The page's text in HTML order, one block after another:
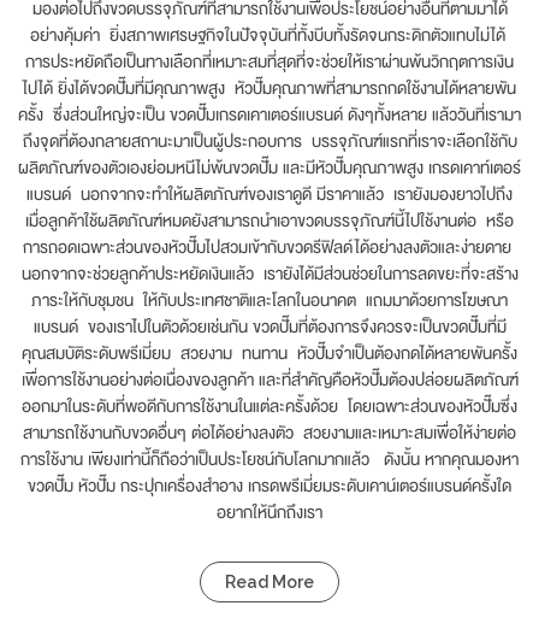
มองต่อไปถึงขวดบรรจุภัณฑ์ที่สามารถใช้งานเพื่อประโยชน์อย่างอื่นที่ตามมาได้
อย่างคุ้มค่า ยิ่งสภาพเศรษฐกิจในปัจจุบันที่ทั้งบีบทั้งรัดจนกระดิกตัวแทบไม่ได้
การประหยัดถือเป็นทางเลือกที่เหมาะสมที่สุดที่จะช่วยให้เราผ่านพ้นวิกฤตการเงิน
ไปได้ ยิ่งได้ขวดปั๊มที่มีคุณภาพสูง หัวปั๊มคุณภาพที่สามารถกดใช้งานได้หลายพัน
ครั้ง ซึ่งส่วนใหญ่จะเป็น ขวดปั๊มเกรดเคาเตอร์แบรนด์ ดังๆทั้งหลาย แล้ววันที่เรามา
ถึงจุดที่ต้องกลายสถานะมาเป็นผู้ประกอบการ บรรจุภัณฑ์แรกที่เราจะเลือกใช้กับ
ผลิตภัณฑ์ของตัวเองย่อมหนีไม่พ้นขวดปั๊ม และมีหัวปั๊มคุณภาพสูง เกรดเคาท์เตอร์
แบรนด์ นอกจากจะทำให้ผลิตภัณฑ์ของเราดูดี มีราคาแล้ว เรายังมองยาวไปถึง
เมื่อลูกค้าใช้ผลิตภัณฑ์หมดยังสามารถนำเอาขวดบรรจุภัณฑ์นี้ไปใช้งานต่อ หรือ
การถอดเฉพาะส่วนของหัวปั๊มไปสวมเข้ากับขวดรีฟิลด์ได้อย่างลงตัวและง่ายดาย
นอกจากจะช่วยลูกค้าประหยัดเงินแล้ว เรายังได้มีส่วนช่วยในการลดขยะที่จะสร้าง
ภาระให้กับชุมชน ให้กับประเทศชาติและโลกในอนาคต แถมมาด้วยการโฆษณา
แบรนด์ ของเราไปในตัวด้วยเช่นกัน ขวดปั๊มที่ต้องการจึงควรจะเป็นขวดปั๊มที่มี
คุณสมบัติระดับพรีเมี่ยม สวยงาม ทนทาน หัวปั๊มจำเป็นต้องกดได้หลายพันครั้ง
เพื่อการใช้งานอย่างต่อเนื่องของลูกค้า และที่สำคัญคือหัวปั๊มต้องปล่อยผลิตภัณฑ์
ออกมาในระดับที่พอดีกับการใช้งานในแต่ละครั้งด้วย โดยเฉพาะส่วนของหัวปั๊มซึ่ง
สามารถใช้งานกับขวดอื่นๆ ต่อได้อย่างลงตัว สวยงามและเหมาะสมเพื่อให้ง่ายต่อ
การใช้งาน เพียงเท่านี้ก็ถือว่าเป็นประโยชน์กับโลกมากแล้ว ดังนั้น หากคุณมองหา
ขวดปั๊ม หัวปั๊ม กระปุกเครื่องสำอาง เกรดพรีเมี่ยมระดับเคาน์เตอร์แบรนด์ครั้งใด
อยากให้นึกถึงเรา
Read More